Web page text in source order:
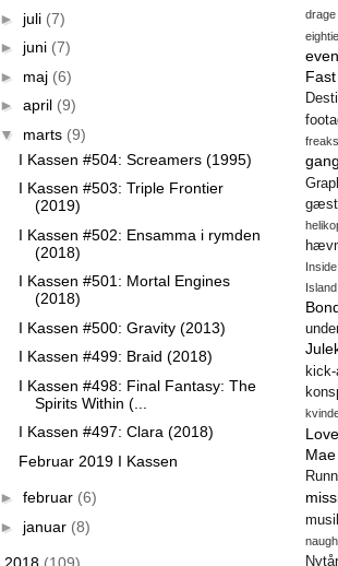
► juli (7)
► juni (7)
► maj (6)
► april (9)
▼ marts (9)
I Kassen #504: Screamers (1995)
I Kassen #503: Triple Frontier
(2019)
I Kassen #502: Ensamma i rymden
(2018)
I Kassen #501: Mortal Engines
(2018)
I Kassen #500: Gravity (2013)
I Kassen #499: Braid (2018)
I Kassen #498: Final Fantasy: The
Spirits Within (...
I Kassen #497: Clara (2018)
Februar 2019 I Kassen
► februar (6)
► januar (8)
drage
freaks
Island
Nytår